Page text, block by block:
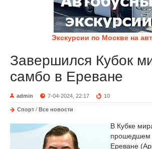
Экскурсии по Москве на
Завершился Кубок
самбо в Ереване
admin 7-04-2024, 22:17 10
Спорт / Все новости
В Кубке
прошедшем
Ереване